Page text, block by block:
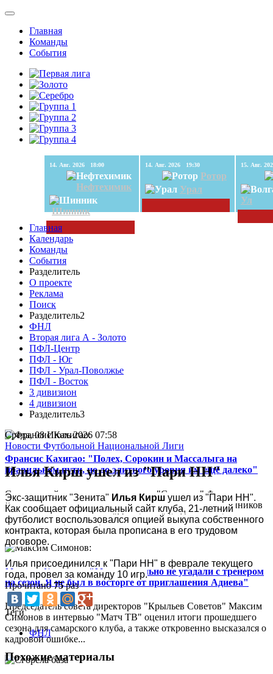
Главная
Команды
События
14. Авг. 2026 18:00
Нефтехимик
Шинник
14. Авг. 2026 19:30
Ротор
Урал
Ул
Главная
Календарь
Команды
События
Разделитель
О проекте
Реклама
Поиск
Разделитель2
ФНЛ
Вторая лига А - Золото
ПФЛ-Центр
ПФЛ - Юг
ПФЛ - Урал-Поволжье
ПФЛ - Восток
3 дивизион
4 дивизион
Разделитель3
Франсис Кахигао: "Полех, Сорокин и Массалыга на
правильном пути, но до элитного уровня им ещё далеко"
Спортивный директор московского "Спартака" Франсис
Кахигао подвел итоги яркого старта молодых воспитанников
в кубковом матче против "Оренбурга" (5:1) и подробно
рассказал о работе клубной системы...
Максим Симонов: "Мы изначально не угадали с тренером
на сезон. Я не был в восторге от приглашения Адиева"
Председатель совета директоров "Крыльев Советов" Максим
Симонов в интервью "Матч ТВ" оценил итоги прошедшего
сезона для самарского клуба, а также откровенно высказался о
кадровой ошибке...
Среда, 08 Июль 2026 07:58
Новости Футбольной Национальной Лиги
Илья Кирш ушел из "Пари НН"
Экс-защитник "Зенита" Илья Кирш ушел из "Пари НН".
Как сообщает официальный сайт клуба, 21-летний
футболист воспользовался опцией выкупа собственного
контракта, которая была прописана в его трудовом
договоре.
Илья присоединился к "Пари НН" в феврале текущего
года, провел за команду 10 игр.
Прочитано75раз
Теги
ФНЛ
Похожие материалы